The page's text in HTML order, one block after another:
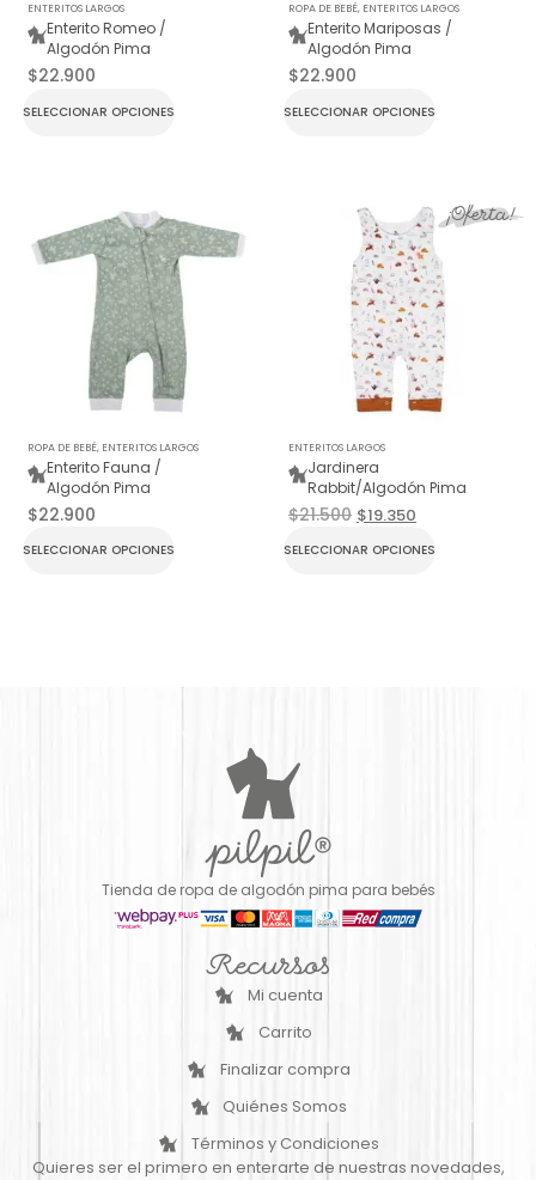
ENTERITOS LARGOS
Enterito Romeo /
Algodón Pima
$22.900
SELECCIONAR OPCIONES
ROPA DE BEBÉ, ENTERITOS LARGOS
Enterito Mariposas /
Algodón Pima
$22.900
SELECCIONAR OPCIONES
ROPA DE BEBÉ, ENTERITOS LARGOS
Enterito Fauna /
Algodón Pima
$22.900
SELECCIONAR OPCIONES
¡Oferta!
ENTERITOS LARGOS
Jardinera
Rabbit/Algodón Pima
$21.500 $19.350
SELECCIONAR OPCIONES
Tienda de ropa de algodón pima para bebés
Recursos
Mi cuenta
Carrito
Finalizar compra
Quiénes Somos
Términos y Condiciones
Quieres ser el primero en enterarte de nuestras novedades,